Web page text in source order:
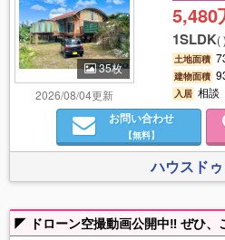
35枚
2026/08/04更新
5,480
1SLDK()
土地面積
建物面積
入居 相
お問い合わせ
【無料】
ハウスド